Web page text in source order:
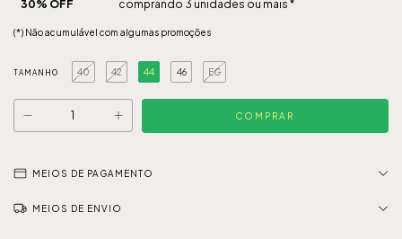
30% OFF comprando 3 unidades ou mais *
(*) Não acumulável com algumas promoções
TAMANHO 40 42 44 46 EG
MEIOS DE PAGAMENTO
MEIOS DE ENVIO